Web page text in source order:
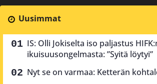
Uusimmat
IS: Olli Jokiselta iso paljastus
ikuisuusongelmasta: ”Syitä löytyi”
Nyt se on varmaa: Ketterän